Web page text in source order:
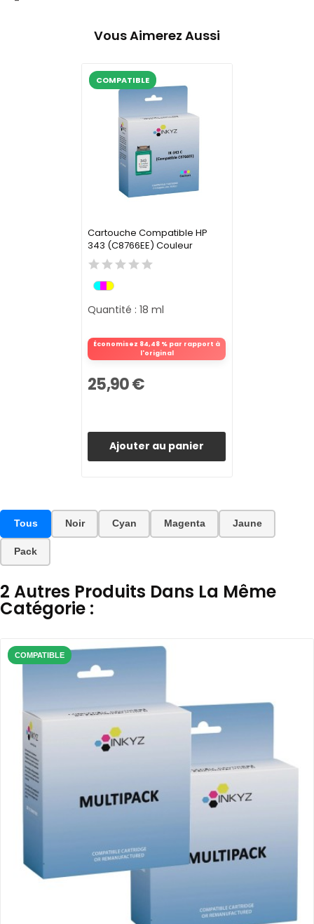
Vous Aimerez Aussi
COMPATIBLE
Cartouche Compatible HP
343 (C8766EE) Couleur
Économisez 84,48 % par rapport à
l'original
Quantité : 18 ml
25,90 €
Ajouter au panier
Tous Noir Cyan Magenta Jaune
Pack
2 Autres Produits Dans La Même
Catégorie :
COMPATIBLE